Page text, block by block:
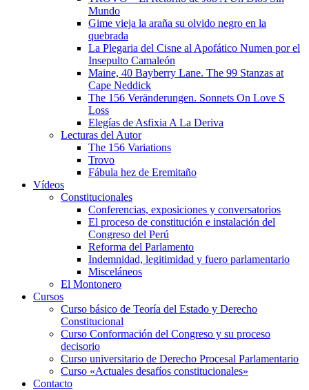
Mundo
Gime vieja la araña su olvido negro en la
quebrada
La Plegaria del Cisne al Apofático Numen por el
Insepulto Camaleón
Maine, 40 Bayberry Lane. The 99 Stanzas at
Cape Neddick
The 156 Veränderungen. Sonnets On Love S
Loss
Elegías de Asfixia A La Deriva
Lecturas del Autor
The 156 Variations
Trovo
Fábula hez de Eremitaño
Vídeos
Constitucionales
Conferencias, exposiciones y conversatorios
El proceso de constitución e instalación del
Congreso del Perú
Reforma del Parlamento
Indemnidad, legitimidad y fuero parlamentario
Misceláneos
El Montonero
Cursos
Curso básico de Teoría del Estado y Derecho
Constitucional
Curso Conformación del Congreso y su proceso
decisorio
Curso universitario de Derecho Procesal Parlamentario
Curso «Actuales desafíos constitucionales»
Contacto